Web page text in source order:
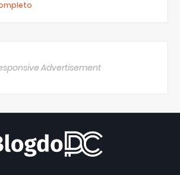
Advertisement